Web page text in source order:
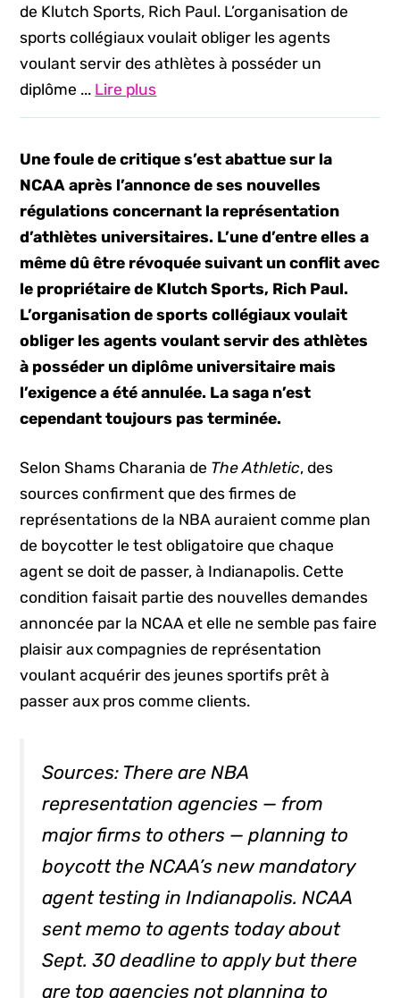
de Klutch Sports, Rich Paul. L’organisation de
sports collégiaux voulait obliger les agents
voulant servir des athlètes à posséder un
diplôme ... Lire plus
Une foule de critique s’est abattue sur la
NCAA après l’annonce de ses nouvelles
régulations concernant la représentation
d’athlètes universitaires. L’une d’entre elles a
même dû être révoquée suivant un conflit avec
le propriétaire de Klutch Sports, Rich Paul.
L’organisation de sports collégiaux voulait
obliger les agents voulant servir des athlètes
à posséder un diplôme universitaire mais
l’exigence a été annulée. La saga n’est
cependant toujours pas terminée.
Selon Shams Charania de The Athletic, des
sources confirment que des firmes de
représentations de la NBA auraient comme plan
de boycotter le test obligatoire que chaque
agent se doit de passer, à Indianapolis. Cette
condition faisait partie des nouvelles demandes
annoncée par la NCAA et elle ne semble pas faire
plaisir aux compagnies de représentation
voulant acquérir des jeunes sportifs prêt à
passer aux pros comme clients.
Sources: There are NBA
representation agencies — from
major firms to others — planning to
boycott the NCAA’s new mandatory
agent testing in Indianapolis. NCAA
sent memo to agents today about
Sept. 30 deadline to apply but there
are top agencies not planning to